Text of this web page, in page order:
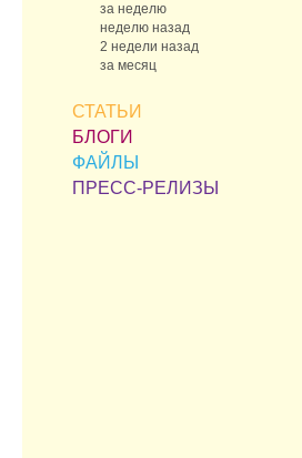
за неделю
неделю назад
2 недели назад
за месяц
СТАТЬИ
БЛОГИ
ФАЙЛЫ
ПРЕСС-РЕЛИЗЫ